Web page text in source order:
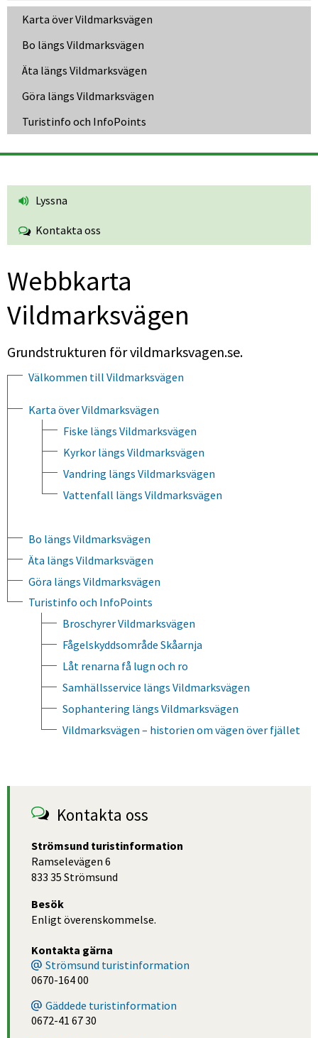
Karta över Vildmarksvägen
Bo längs Vildmarksvägen
Äta längs Vildmarksvägen
Göra längs Vildmarksvägen
Turistinfo och InfoPoints
Lyssna
Kontakta oss
Webbkarta
Vildmarksvägen
Grundstrukturen för vildmarksvagen.se.
Välkommen till Vildmarksvägen
Karta över Vildmarksvägen
Fiske längs Vildmarksvägen
Kyrkor längs Vildmarksvägen
Vandring längs Vildmarksvägen
Vattenfall längs Vildmarksvägen
Bo längs Vildmarksvägen
Äta längs Vildmarksvägen
Göra längs Vildmarksvägen
Turistinfo och InfoPoints
Broschyrer Vildmarksvägen
Fågelskyddsområde Skåarnja
Låt renarna få lugn och ro
Samhällsservice längs Vildmarksvägen
Sophantering längs Vildmarksvägen
Vildmarksvägen – historien om vägen över fjället
Kontakta oss
Strömsund turistinformation
Ramselevägen 6
833 35 Strömsund
Besök
Enligt överenskommelse.
Kontakta gärna
Strömsund turistinformation
0670-164 00
Gäddede turistinformation
0672-41 67 30